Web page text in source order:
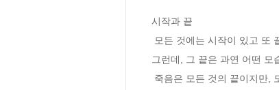
시작과 끝
그런데, 그 끝은 과연 어떤 모